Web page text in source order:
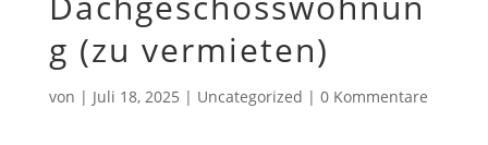
g (zu vermieten)
von | Juli 18, 2025 | Uncategorized | 0 Kommentare